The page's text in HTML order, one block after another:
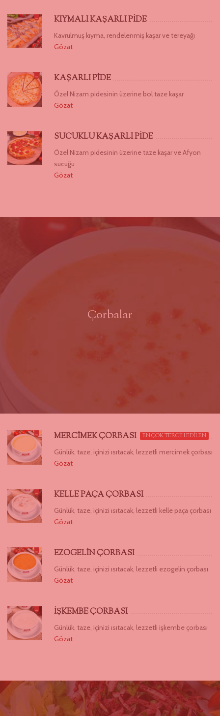
KIYMALI KAŞARLI PİDE
Kavrulmuş kıyma, rendelenmiş kaşar ve tereyağı
Gözat
KAŞARLI PİDE
Özel Nizam pidesinin üzerine bol taze kaşar
Gözat
SUCUKLU KAŞARLI PİDE
Özel Nizam pidesinin üzerine taze kaşar ve Afyon
sucuğu
Gözat
Çorbalar
MERCİMEK ÇORBASI EN ÇOK TERCİH EDİLEN
Günlük, taze, içinizi ısıtacak, lezzetli mercimek çorbası
Gözat
KELLE PAÇA ÇORBASI
Günlük, taze, içinizi ısıtacak, lezzetli kelle paça çorbası
Gözat
EZOGELİN ÇORBASI
Günlük, taze, içinizi ısıtacak, lezzetli ezogelin çorbası
Gözat
İŞKEMBE ÇORBASI
Günlük, taze, içinizi ısıtacak, lezzetli işkembe çorbası
Gözat